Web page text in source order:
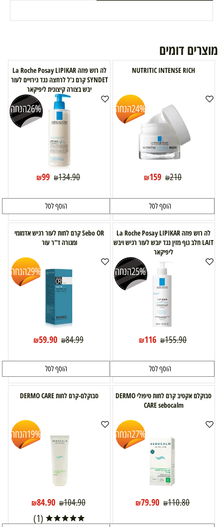
מוצרים דומים
NUTRITIC INTENSE RICH
24%הנחה
₪210
₪159
הוסף לסל
לה רוש פוזה La Roche Posay LIPIKAR
SYNDET קרם ג'ל לרחצה נגד גירויים לעור
יבש בצורה קיצונית ליפיקאר
26%הנחה
₪134.90
₪99
הוסף לסל
לה רוש פוזה La Roche Posay LIPIKAR
LAIT חלב גוף מזין נגד יובש לעור רגיש ויבש
ליפיקאר
25%הנחה
₪155.90
₪116
הוסף לסל
Sebo OR קרם לחות לעור רגיש אדמומי
ומגורה ד"ר עור
29%הנחה
₪84.99
₪59.90
הוסף לסל
סבוקלם אקטיב קרם לחות טיפולי DERMO
CARE sebocalm
27%הנחה
₪110.80
₪79.90
סבוקלם-קרם לחות DERMO CARE
19%הנחה
₪104.90
₪84.90
(1)